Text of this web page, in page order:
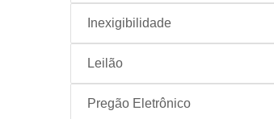
Inexigibilidade
Leilão
Pregão Eletrônico